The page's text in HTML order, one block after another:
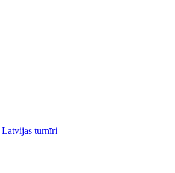
Latvijas turnīri